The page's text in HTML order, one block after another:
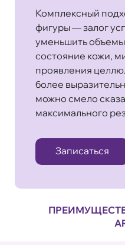
Комплексный
фигуры — залог
уменьшить объемы
состояние кожи,
проявления
более
можно смело
максимального
Записаться